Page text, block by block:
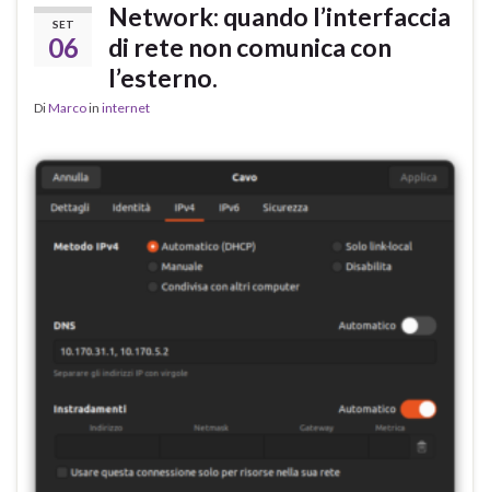
SET
06
Network: quando l’interfaccia
di rete non comunica con
l’esterno.
DiMarcoin internet